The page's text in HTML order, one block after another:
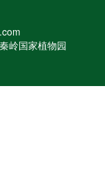
岭国家植物园